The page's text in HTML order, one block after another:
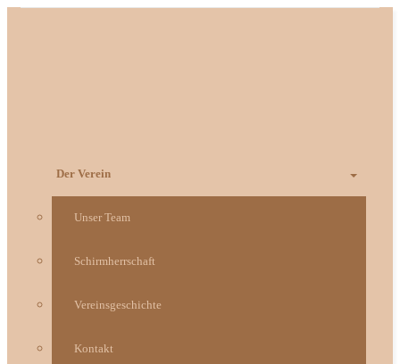
Der Verein
Unser Team
Schirmherrschaft
Vereinsgeschichte
Kontakt